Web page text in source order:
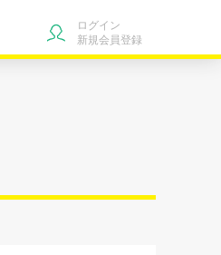
ログイン
新規会員登録